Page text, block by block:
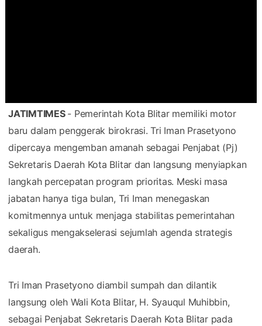
JATIMTIMES - Pemerintah Kota Blitar memiliki motor
baru dalam penggerak birokrasi. Tri Iman Prasetyono
dipercaya mengemban amanah sebagai Penjabat (Pj)
Sekretaris Daerah Kota Blitar dan langsung menyiapkan
langkah percepatan program prioritas. Meski masa
jabatan hanya tiga bulan, Tri Iman menegaskan
komitmennya untuk menjaga stabilitas pemerintahan
sekaligus mengakselerasi sejumlah agenda strategis
daerah.
Tri Iman Prasetyono diambil sumpah dan dilantik
langsung oleh Wali Kota Blitar, H. Syauqul Muhibbin,
sebagai Penjabat Sekretaris Daerah Kota Blitar pada